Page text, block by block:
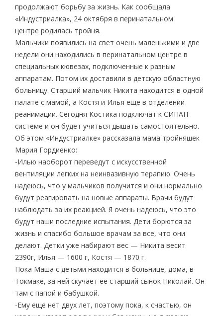
продолжают борьбу за жизнь. Как сообщала
«Индустриалка», 24 октября в перинатальном
центре родилась тройня.
Мальчики появились на свет очень маленькими и две
недели они находились в перинатальном центре в
специальных кювезах, подключенные к разным
аппаратам. Потом их доставили в детскую областную
больницу. Старший мальчик Никита находится в одной
палате с мамой, а Костя и Илья еще в отделении
реанимации. Сегодня Костика подключат к СИПАП-
системе и он будет учиться дышать самостоятельно.
Об этом «Индустриалке» рассказала мама тройняшек
Мария Гордиенко:
-Илью наоборот переведут с искусственной
вентиляции легких на неинвазивную терапию. Очень
надеюсь, что у мальчиков получится и они нормально
будут реагировать на новые аппараты. Врачи будут
наблюдать за их реакцией. Я очень надеюсь, что это
будут наши последние испытания. Дети борются за
жизнь и спасибо большое врачам за все, что они
делают. Детки уже набирают вес — Никита весит
2390г, Илья — 1600 г, Костя — 1870 г.
Пока Маша с детьми находится в больнице, дома, в
Токмаке, за ней скучает ее старший сынок Николай. Он
там с папой и бабушкой.
-Ему еще нет двух лет, поэтому пока, к счастью, он